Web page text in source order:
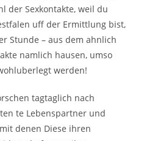
der Sexkontakte, weil du
uff der Ermittlung bist,
Stunde – aus dem ahnlich
namlich hausen, umso
werden!
tagtaglich nach
te Lebenspartner und
denen Diese ihren